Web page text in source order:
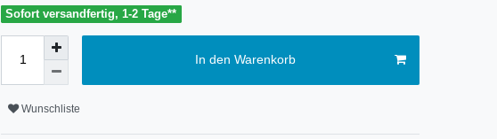
Sofort versandfertig, 1-2 Tage**
In den Warenkorb
Wunschliste